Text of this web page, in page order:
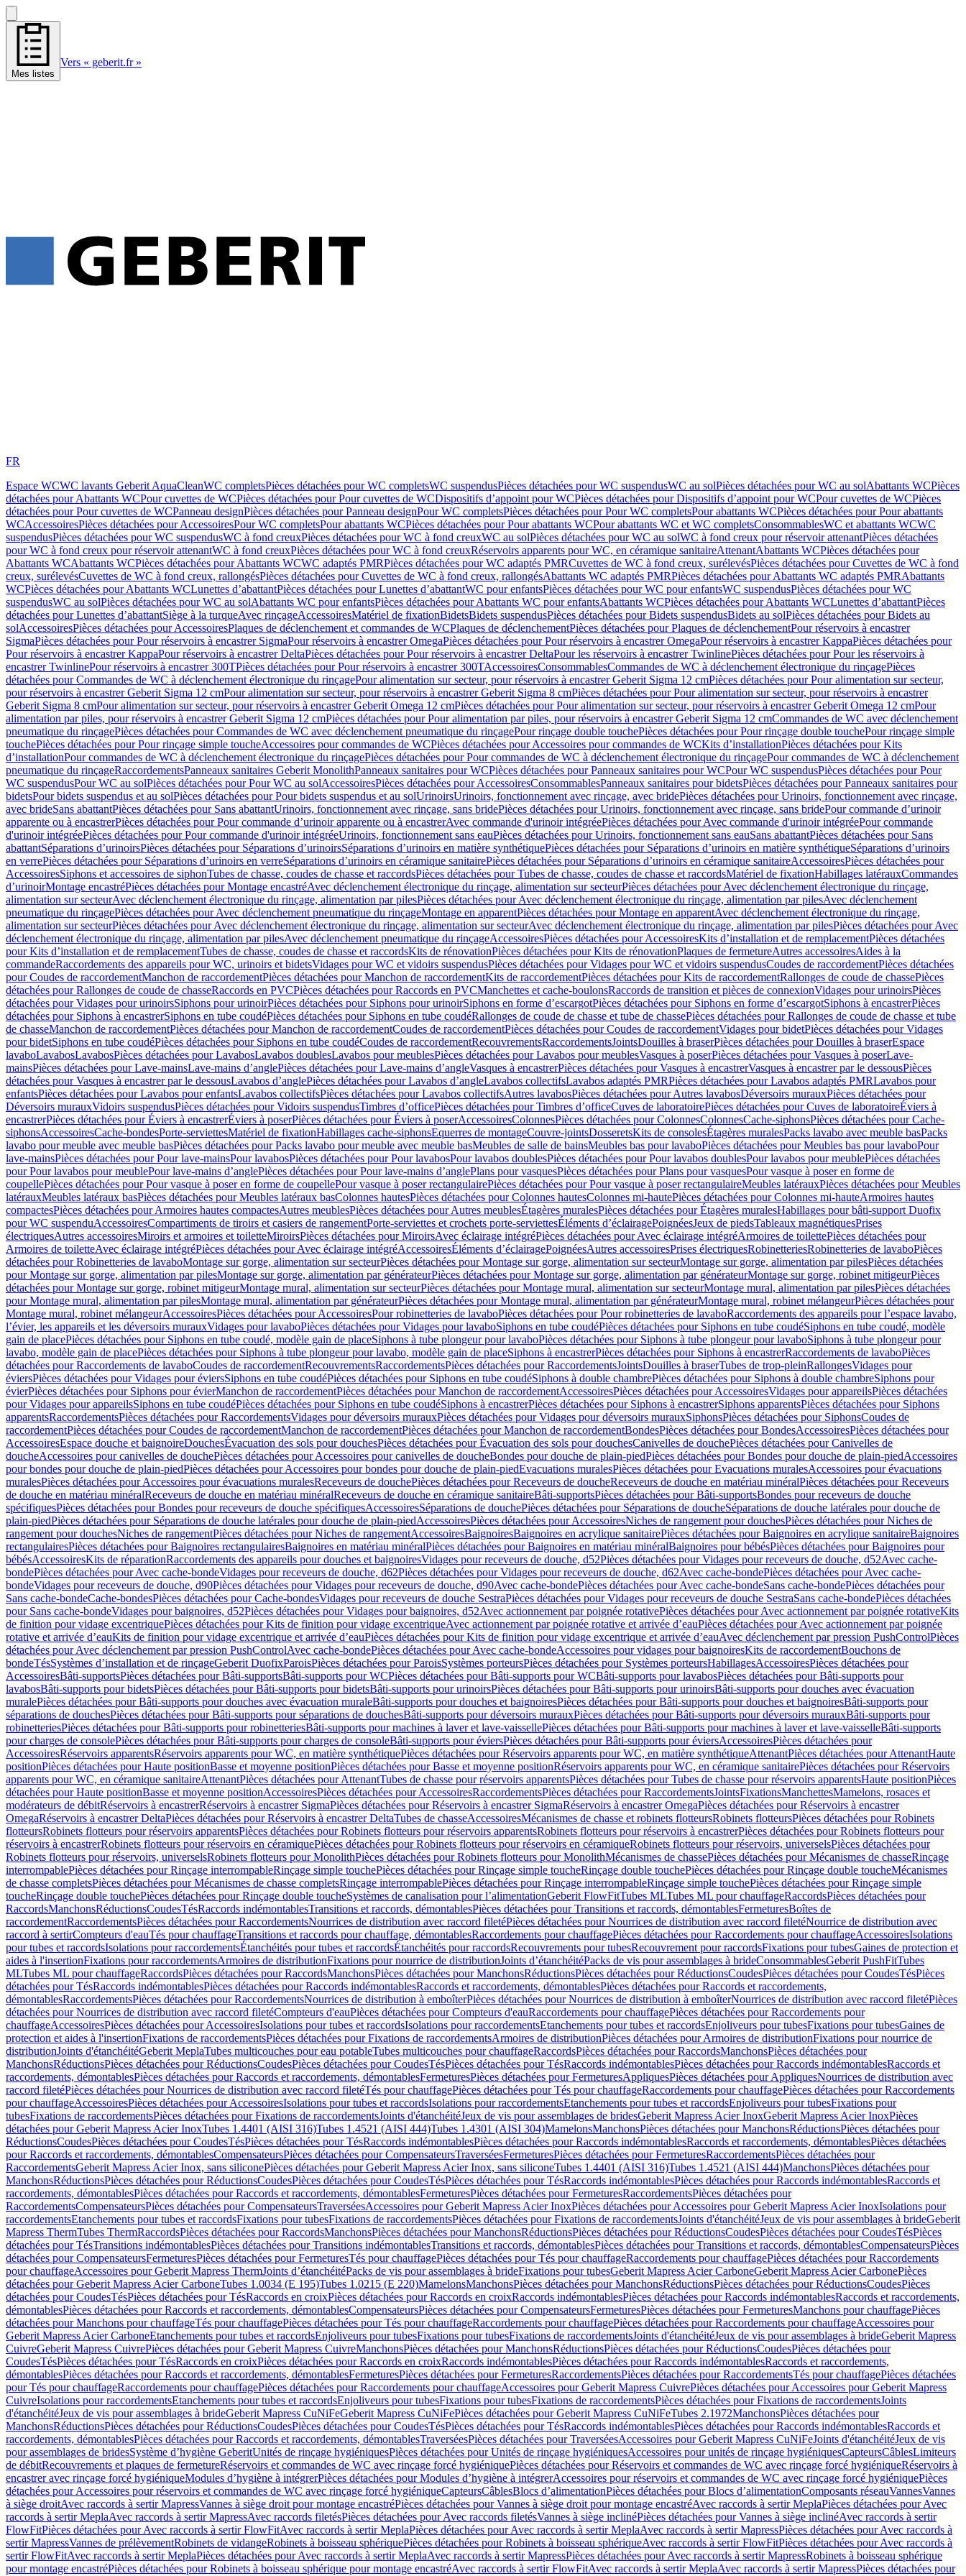
Mes listes
Vers « geberit.fr »
FR
Espace WCWC lavants Geberit AquaCleanWC completsPièces détachées pour WC completsWC suspendusPièces détachées pour WC suspendusWC au solPièces détachées pour WC au solAbattants WCPièces
détachées pour Abattants WCPour cuvettes de WCPièces détachées pour Pour cuvettes de WCDispositifs d’appoint pour WCPièces détachées pour Dispositifs d’appoint pour WCPour cuvettes de WCPièces
détachées pour Pour cuvettes de WCPanneau designPièces détachées pour Panneau designPour WC completsPièces détachées pour Pour WC completsPour abattants WCPièces détachées pour Pour abattants
WCAccessoiresPièces détachées pour AccessoiresPour WC completsPour abattants WCPièces détachées pour Pour abattants WCPour abattants WC et WC completsConsommablesWC et abattants WCWC
suspendusPièces détachées pour WC suspendusWC à fond creuxPièces détachées pour WC à fond creuxWC au solPièces détachées pour WC au solWC à fond creux pour réservoir attenantPièces détachées
pour WC à fond creux pour réservoir attenantWC à fond creuxPièces détachées pour WC à fond creuxRéservoirs apparents pour WC, en céramique sanitaireAttenantAbattants WCPièces détachées pour
Abattants WCAbattants WCPièces détachées pour Abattants WCWC adaptés PMRPièces détachées pour WC adaptés PMRCuvettes de WC à fond creux, surélevésPièces détachées pour Cuvettes de WC à fond
creux, surélevésCuvettes de WC à fond creux, rallongésPièces détachées pour Cuvettes de WC à fond creux, rallongésAbattants WC adaptés PMRPièces détachées pour Abattants WC adaptés PMRAbattants
WCPièces détachées pour Abattants WCLunettes d’abattantPièces détachées pour Lunettes d’abattantWC pour enfantsPièces détachées pour WC pour enfantsWC suspendusPièces détachées pour WC
suspendusWC au solPièces détachées pour WC au solAbattants WC pour enfantsPièces détachées pour Abattants WC pour enfantsAbattants WCPièces détachées pour Abattants WCLunettes d’abattantPièces
détachées pour Lunettes d’abattantSiège à la turqueAvec rinçageAccessoiresMatériel de fixationBidetsBidets suspendusPièces détachées pour Bidets suspendusBidets au solPièces détachées pour Bidets au
solAccessoiresPièces détachées pour AccessoiresPlaques de déclenchement et commandes de WCPlaques de déclenchementPièces détachées pour Plaques de déclenchementPour réservoirs à encastrer
SigmaPièces détachées pour Pour réservoirs à encastrer SigmaPour réservoirs à encastrer OmegaPièces détachées pour Pour réservoirs à encastrer OmegaPour réservoirs à encastrer KappaPièces détachées pour
Pour réservoirs à encastrer KappaPour réservoirs à encastrer DeltaPièces détachées pour Pour réservoirs à encastrer DeltaPour les réservoirs à encastrer TwinlinePièces détachées pour Pour les réservoirs à
encastrer TwinlinePour réservoirs à encastrer 300TPièces détachées pour Pour réservoirs à encastrer 300TAccessoiresConsommablesCommandes de WC à déclenchement électronique du rinçagePièces
détachées pour Commandes de WC à déclenchement électronique du rinçagePour alimentation sur secteur, pour réservoirs à encastrer Geberit Sigma 12 cmPièces détachées pour Pour alimentation sur secteur,
pour réservoirs à encastrer Geberit Sigma 12 cmPour alimentation sur secteur, pour réservoirs à encastrer Geberit Sigma 8 cmPièces détachées pour Pour alimentation sur secteur, pour réservoirs à encastrer
Geberit Sigma 8 cmPour alimentation sur secteur, pour réservoirs à encastrer Geberit Omega 12 cmPièces détachées pour Pour alimentation sur secteur, pour réservoirs à encastrer Geberit Omega 12 cmPour
alimentation par piles, pour réservoirs à encastrer Geberit Sigma 12 cmPièces détachées pour Pour alimentation par piles, pour réservoirs à encastrer Geberit Sigma 12 cmCommandes de WC avec déclenchement
pneumatique du rinçagePièces détachées pour Commandes de WC avec déclenchement pneumatique du rinçagePour rinçage double touchePièces détachées pour Pour rinçage double touchePour rinçage simple
touchePièces détachées pour Pour rinçage simple toucheAccessoires pour commandes de WCPièces détachées pour Accessoires pour commandes de WCKits d’installationPièces détachées pour Kits
d’installationPour commandes de WC à déclenchement électronique du rinçagePièces détachées pour Pour commandes de WC à déclenchement électronique du rinçagePour commandes de WC à déclenchement
pneumatique du rinçageRaccordementsPanneaux sanitaires Geberit MonolithPanneaux sanitaires pour WCPièces détachées pour Panneaux sanitaires pour WCPour WC suspendusPièces détachées pour Pour
WC suspendusPour WC au solPièces détachées pour Pour WC au solAccessoiresPièces détachées pour AccessoiresConsommablesPanneaux sanitaires pour bidetsPièces détachées pour Panneaux sanitaires pour
bidetsPour bidets suspendus et au solPièces détachées pour Pour bidets suspendus et au solUrinoirsUrinoirs, fonctionnement avec rinçage, avec bridePièces détachées pour Urinoirs, fonctionnement avec rinçage,
avec brideSans abattantPièces détachées pour Sans abattantUrinoirs, fonctionnement avec rinçage, sans bridePièces détachées pour Urinoirs, fonctionnement avec rinçage, sans bridePour commande d’urinoir
apparente ou à encastrerPièces détachées pour Pour commande d’urinoir apparente ou à encastrerAvec commande d'urinoir intégréePièces détachées pour Avec commande d'urinoir intégréePour commande
d'urinoir intégréePièces détachées pour Pour commande d'urinoir intégréeUrinoirs, fonctionnement sans eauPièces détachées pour Urinoirs, fonctionnement sans eauSans abattantPièces détachées pour Sans
abattantSéparations d’urinoirsPièces détachées pour Séparations d’urinoirsSéparations d’urinoirs en matière synthétiquePièces détachées pour Séparations d’urinoirs en matière synthétiqueSéparations d’urinoirs
en verrePièces détachées pour Séparations d’urinoirs en verreSéparations d’urinoirs en céramique sanitairePièces détachées pour Séparations d’urinoirs en céramique sanitaireAccessoiresPièces détachées pour
AccessoiresSiphons et accessoires de siphonTubes de chasse, coudes de chasse et raccordsPièces détachées pour Tubes de chasse, coudes de chasse et raccordsMatériel de fixationHabillages latérauxCommandes
dʼurinoirMontage encastréPièces détachées pour Montage encastréAvec déclenchement électronique du rinçage, alimentation sur secteurPièces détachées pour Avec déclenchement électronique du rinçage,
alimentation sur secteurAvec déclenchement électronique du rinçage, alimentation par pilesPièces détachées pour Avec déclenchement électronique du rinçage, alimentation par pilesAvec déclenchement
pneumatique du rinçagePièces détachées pour Avec déclenchement pneumatique du rinçageMontage en apparentPièces détachées pour Montage en apparentAvec déclenchement électronique du rinçage,
alimentation sur secteurPièces détachées pour Avec déclenchement électronique du rinçage, alimentation sur secteurAvec déclenchement électronique du rinçage, alimentation par pilesPièces détachées pour Avec
déclenchement électronique du rinçage, alimentation par pilesAvec déclenchement pneumatique du rinçageAccessoiresPièces détachées pour AccessoiresKits d’installation et de remplacementPièces détachées
pour Kits d’installation et de remplacementTubes de chasse, coudes de chasse et raccordsKits de rénovationPièces détachées pour Kits de rénovationPlaques de fermetureAutres accessoiresAides à la
commandeRaccordements des appareils pour WC, urinoirs et bidetsVidages pour WC et vidoirs suspendusPièces détachées pour Vidages pour WC et vidoirs suspendusCoudes de raccordementPièces détachées
pour Coudes de raccordementManchon de raccordementPièces détachées pour Manchon de raccordementKits de raccordementPièces détachées pour Kits de raccordementRallonges de coude de chassePièces
détachées pour Rallonges de coude de chasseRaccords en PVCPièces détachées pour Raccords en PVCManchettes et cache-boulonsRaccords de transition et pièces de connexionVidages pour urinoirsPièces
détachées pour Vidages pour urinoirsSiphons pour urinoirPièces détachées pour Siphons pour urinoirSiphons en forme d’escargotPièces détachées pour Siphons en forme d’escargotSiphons à encastrerPièces
détachées pour Siphons à encastrerSiphons en tube coudéPièces détachées pour Siphons en tube coudéRallonges de coude de chasse et tube de chassePièces détachées pour Rallonges de coude de chasse et tube
de chasseManchon de raccordementPièces détachées pour Manchon de raccordementCoudes de raccordementPièces détachées pour Coudes de raccordementVidages pour bidetPièces détachées pour Vidages
pour bidetSiphons en tube coudéPièces détachées pour Siphons en tube coudéCoudes de raccordementRecouvrementsRaccordementsJointsDouilles à braserPièces détachées pour Douilles à braserEspace
lavaboLavabosLavabosPièces détachées pour LavabosLavabos doublesLavabos pour meublesPièces détachées pour Lavabos pour meublesVasques à poserPièces détachées pour Vasques à poserLave-
mainsPièces détachées pour Lave-mainsLave-mains d’anglePièces détachées pour Lave-mains d’angleVasques à encastrerPièces détachées pour Vasques à encastrerVasques à encastrer par le dessousPièces
détachées pour Vasques à encastrer par le dessousLavabos d’anglePièces détachées pour Lavabos d’angleLavabos collectifsLavabos adaptés PMRPièces détachées pour Lavabos adaptés PMRLavabos pour
enfantsPièces détachées pour Lavabos pour enfantsLavabos collectifsPièces détachées pour Lavabos collectifsAutres lavabosPièces détachées pour Autres lavabosDéversoirs murauxPièces détachées pour
Déversoirs murauxVidoirs suspendusPièces détachées pour Vidoirs suspendusTimbres dʼofficePièces détachées pour Timbres dʼofficeCuves de laboratoirePièces détachées pour Cuves de laboratoireÉviers à
encastrerPièces détachées pour Éviers à encastrerÉviers à poserPièces détachées pour Éviers à poserAccessoiresColonnesPièces détachées pour ColonnesColonnesCache-siphonsPièces détachées pour Cache-
siphonsAccessoiresCache-bondesPorte-serviettesMatériel de fixationHabillages cache-siphonsEquerres de montageCouvre-jointsDosseretsKits de consolesÉtagères muralesPacks lavabo avec meuble basPacks
lavabo pour meuble avec meuble basPièces détachées pour Packs lavabo pour meuble avec meuble basMeubles de salle de bainsMeubles bas pour lavaboPièces détachées pour Meubles bas pour lavaboPour
lave-mainsPièces détachées pour Pour lave-mainsPour lavabosPièces détachées pour Pour lavabosPour lavabos doublesPièces détachées pour Pour lavabos doublesPour lavabos pour meublePièces détachées
pour Pour lavabos pour meublePour lave-mains d’anglePièces détachées pour Pour lave-mains d’anglePlans pour vasquesPièces détachées pour Plans pour vasquesPour vasque à poser en forme de
coupellePièces détachées pour Pour vasque à poser en forme de coupellePour vasque à poser rectangulairePièces détachées pour Pour vasque à poser rectangulaireMeubles latérauxPièces détachées pour Meubles
latérauxMeubles latéraux basPièces détachées pour Meubles latéraux basColonnes hautesPièces détachées pour Colonnes hautesColonnes mi-hautePièces détachées pour Colonnes mi-hauteArmoires hautes
compactesPièces détachées pour Armoires hautes compactesAutres meublesPièces détachées pour Autres meublesÉtagères muralesPièces détachées pour Étagères muralesHabillages pour bâti-support Duofix
pour WC suspenduAccessoiresCompartiments de tiroirs et casiers de rangementPorte-serviettes et crochets porte-serviettesÉléments d’éclairagePoignéesJeux de piedsTableaux magnétiquesPrises
électriquesAutres accessoiresMiroirs et armoires et toiletteMiroirsPièces détachées pour MiroirsAvec éclairage intégréPièces détachées pour Avec éclairage intégréArmoires de toilettePièces détachées pour
Armoires de toiletteAvec éclairage intégréPièces détachées pour Avec éclairage intégréAccessoiresÉléments d’éclairagePoignéesAutres accessoiresPrises électriquesRobinetteriesRobinetteries de lavaboPièces
détachées pour Robinetteries de lavaboMontage sur gorge, alimentation sur secteurPièces détachées pour Montage sur gorge, alimentation sur secteurMontage sur gorge, alimentation par pilesPièces détachées
pour Montage sur gorge, alimentation par pilesMontage sur gorge, alimentation par générateurPièces détachées pour Montage sur gorge, alimentation par générateurMontage sur gorge, robinet mitigeurPièces
détachées pour Montage sur gorge, robinet mitigeurMontage mural, alimentation sur secteurPièces détachées pour Montage mural, alimentation sur secteurMontage mural, alimentation par pilesPièces détachées
pour Montage mural, alimentation par pilesMontage mural, alimentation par générateurPièces détachées pour Montage mural, alimentation par générateurMontage mural, robinet mélangeurPièces détachées pour
Montage mural, robinet mélangeurAccessoiresPièces détachées pour AccessoiresPour robinetteries de lavaboPièces détachées pour Pour robinetteries de lavaboRaccordements des appareils pour l’espace lavabo,
l’évier, les appareils et les déversoirs murauxVidages pour lavaboPièces détachées pour Vidages pour lavaboSiphons en tube coudéPièces détachées pour Siphons en tube coudéSiphons en tube coudé, modèle
gain de placePièces détachées pour Siphons en tube coudé, modèle gain de placeSiphons à tube plongeur pour lavaboPièces détachées pour Siphons à tube plongeur pour lavaboSiphons à tube plongeur pour
lavabo, modèle gain de placePièces détachées pour Siphons à tube plongeur pour lavabo, modèle gain de placeSiphons à encastrerPièces détachées pour Siphons à encastrerRaccordements de lavaboPièces
détachées pour Raccordements de lavaboCoudes de raccordementRecouvrementsRaccordementsPièces détachées pour RaccordementsJointsDouilles à braserTubes de trop-pleinRallongesVidages pour
éviersPièces détachées pour Vidages pour éviersSiphons en tube coudéPièces détachées pour Siphons en tube coudéSiphons à double chambrePièces détachées pour Siphons à double chambreSiphons pour
évierPièces détachées pour Siphons pour évierManchon de raccordementPièces détachées pour Manchon de raccordementAccessoiresPièces détachées pour AccessoiresVidages pour appareilsPièces détachées
pour Vidages pour appareilsSiphons en tube coudéPièces détachées pour Siphons en tube coudéSiphons à encastrerPièces détachées pour Siphons à encastrerSiphons apparentsPièces détachées pour Siphons
apparentsRaccordementsPièces détachées pour RaccordementsVidages pour déversoirs murauxPièces détachées pour Vidages pour déversoirs murauxSiphonsPièces détachées pour SiphonsCoudes de
raccordementPièces détachées pour Coudes de raccordementManchon de raccordementPièces détachées pour Manchon de raccordementBondesPièces détachées pour BondesAccessoiresPièces détachées pour
AccessoiresEspace douche et baignoireDouchesÉvacuation des sols pour douchesPièces détachées pour Évacuation des sols pour douchesCanivelles de douchePièces détachées pour Canivelles de
doucheAccessoires pour canivelles de douchePièces détachées pour Accessoires pour canivelles de doucheBondes pour douche de plain-piedPièces détachées pour Bondes pour douche de plain-piedAccessoires
pour bondes pour douche de plain-piedPièces détachées pour Accessoires pour bondes pour douche de plain-piedEvacuations muralesPièces détachées pour Evacuations muralesAccessoires pour évacuations
muralesPièces détachées pour Accessoires pour évacuations muralesReceveurs de douchePièces détachées pour Receveurs de doucheReceveurs de douche en matériau minéralPièces détachées pour Receveurs
de douche en matériau minéralReceveurs de douche en matériau minéralReceveurs de douche en céramique sanitaireBâti-supportsPièces détachées pour Bâti-supportsBondes pour receveurs de douche
spécifiquesPièces détachées pour Bondes pour receveurs de douche spécifiquesAccessoiresSéparations de douchePièces détachées pour Séparations de doucheSéparations de douche latérales pour douche de
plain-piedPièces détachées pour Séparations de douche latérales pour douche de plain-piedAccessoiresPièces détachées pour AccessoiresNiches de rangement pour douchesPièces détachées pour Niches de
rangement pour douchesNiches de rangementPièces détachées pour Niches de rangementAccessoiresBaignoiresBaignoires en acrylique sanitairePièces détachées pour Baignoires en acrylique sanitaireBaignoires
rectangulairesPièces détachées pour Baignoires rectangulairesBaignoires en matériau minéralPièces détachées pour Baignoires en matériau minéralBaignoires pour bébésPièces détachées pour Baignoires pour
bébésAccessoiresKits de réparationRaccordements des appareils pour douches et baignoiresVidages pour receveurs de douche, d52Pièces détachées pour Vidages pour receveurs de douche, d52Avec cache-
bondePièces détachées pour Avec cache-bondeVidages pour receveurs de douche, d62Pièces détachées pour Vidages pour receveurs de douche, d62Avec cache-bondePièces détachées pour Avec cache-
bondeVidages pour receveurs de douche, d90Pièces détachées pour Vidages pour receveurs de douche, d90Avec cache-bondePièces détachées pour Avec cache-bondeSans cache-bondePièces détachées pour
Sans cache-bondeCache-bondesPièces détachées pour Cache-bondesVidages pour receveurs de douche SestraPièces détachées pour Vidages pour receveurs de douche SestraSans cache-bondePièces détachées
pour Sans cache-bondeVidages pour baignoires, d52Pièces détachées pour Vidages pour baignoires, d52Avec actionnement par poignée rotativePièces détachées pour Avec actionnement par poignée rotativeKits
de finition pour vidage excentriquePièces détachées pour Kits de finition pour vidage excentriqueAvec actionnement par poignée rotative et arrivée d’eauPièces détachées pour Avec actionnement par poignée
rotative et arrivée d’eauKits de finition pour vidage excentrique et arrivée d’eauPièces détachées pour Kits de finition pour vidage excentrique et arrivée d’eauAvec déclenchement par pression PushControlPièces
détachées pour Avec déclenchement par pression PushControlAvec cache-bondePièces détachées pour Avec cache-bondeAccessoires pour vidages pour baignoiresKits de raccordementBouchons de
bondeTésSystèmes d’installation et de rinçageGeberit DuofixParoisPièces détachées pour ParoisSystèmes porteursPièces détachées pour Systèmes porteursHabillagesAccessoiresPièces détachées pour
AccessoiresBâti-supportsPièces détachées pour Bâti-supportsBâti-supports pour WCPièces détachées pour Bâti-supports pour WCBâti-supports pour lavabosPièces détachées pour Bâti-supports pour
lavabosBâti-supports pour bidetsPièces détachées pour Bâti-supports pour bidetsBâti-supports pour urinoirsPièces détachées pour Bâti-supports pour urinoirsBâti-supports pour douches avec évacuation
muralePièces détachées pour Bâti-supports pour douches avec évacuation muraleBâti-supports pour douches et baignoiresPièces détachées pour Bâti-supports pour douches et baignoiresBâti-supports pour
séparations de douchesPièces détachées pour Bâti-supports pour séparations de douchesBâti-supports pour déversoirs murauxPièces détachées pour Bâti-supports pour déversoirs murauxBâti-supports pour
robinetteriesPièces détachées pour Bâti-supports pour robinetteriesBâti-supports pour machines à laver et lave-vaissellePièces détachées pour Bâti-supports pour machines à laver et lave-vaisselleBâti-supports
pour charges de consolePièces détachées pour Bâti-supports pour charges de consoleBâti-supports pour éviersPièces détachées pour Bâti-supports pour éviersAccessoiresPièces détachées pour
AccessoiresRéservoirs apparentsRéservoirs apparents pour WC, en matière synthétiquePièces détachées pour Réservoirs apparents pour WC, en matière synthétiqueAttenantPièces détachées pour AttenantHaute
positionPièces détachées pour Haute positionBasse et moyenne positionPièces détachées pour Basse et moyenne positionRéservoirs apparents pour WC, en céramique sanitairePièces détachées pour Réservoirs
apparents pour WC, en céramique sanitaireAttenantPièces détachées pour AttenantTubes de chasse pour réservoirs apparentsPièces détachées pour Tubes de chasse pour réservoirs apparentsHaute positionPièces
détachées pour Haute positionBasse et moyenne positionAccessoiresPièces détachées pour AccessoiresRaccordementsPièces détachées pour RaccordementsJointsFixationsManchettesMamelons, rosaces et
modérateurs de débitRéservoirs à encastrerRéservoirs à encastrer SigmaPièces détachées pour Réservoirs à encastrer SigmaRéservoirs à encastrer OmegaPièces détachées pour Réservoirs à encastrer
OmegaRéservoirs à encastrer DeltaPièces détachées pour Réservoirs à encastrer DeltaTubes de chasseAccessoiresMécanismes de chasse et robinets flotteursRobinets flotteursPièces détachées pour Robinets
flotteursRobinets flotteurs pour réservoirs apparentsPièces détachées pour Robinets flotteurs pour réservoirs apparentsRobinets flotteurs pour réservoirs à encastrerPièces détachées pour Robinets flotteurs pour
réservoirs à encastrerRobinets flotteurs pour réservoirs en céramiquePièces détachées pour Robinets flotteurs pour réservoirs en céramiqueRobinets flotteurs pour réservoirs, universelsPièces détachées pour
Robinets flotteurs pour réservoirs, universelsRobinets flotteurs pour MonolithPièces détachées pour Robinets flotteurs pour MonolithMécanismes de chassePièces détachées pour Mécanismes de chasseRinçage
interrompablePièces détachées pour Rinçage interrompableRinçage simple touchePièces détachées pour Rinçage simple toucheRinçage double touchePièces détachées pour Rinçage double toucheMécanismes
de chasse completsPièces détachées pour Mécanismes de chasse completsRinçage interrompablePièces détachées pour Rinçage interrompableRinçage simple touchePièces détachées pour Rinçage simple
toucheRinçage double touchePièces détachées pour Rinçage double toucheSystèmes de canalisation pour l’alimentationGeberit FlowFitTubes MLTubes ML pour chauffageRaccordsPièces détachées pour
RaccordsManchonsRéductionsCoudesTésRaccords indémontablesTransitions et raccords, démontablesPièces détachées pour Transitions et raccords, démontablesFermeturesBoîtes de
raccordementRaccordementsPièces détachées pour RaccordementsNourrices de distribution avec raccord filetéPièces détachées pour Nourrices de distribution avec raccord filetéNourrice de distribution avec
raccord à sertirCompteurs d'eauTés pour chauffageTransitions et raccords pour chauffage, démontablesRaccordements pour chauffagePièces détachées pour Raccordements pour chauffageAccessoiresIsolations
pour tubes et raccordsIsolations pour raccordementsÉtanchéités pour tubes et raccordsÉtanchéités pour raccordsRecouvrements pour tubesRecouvrement pour raccordsFixations pour tubesGaines de protection et
aides à l'insertionFixations pour raccordementsArmoires de distributionFixations pour nourrice de distributionJoints d’étanchéitéPacks de vis pour assemblages à brideConsommablesGeberit PushFitTubes
MLTubes ML pour chauffageRaccordsPièces détachées pour RaccordsManchonsPièces détachées pour ManchonsRéductionsPièces détachées pour RéductionsCoudesPièces détachées pour CoudesTésPièces
détachées pour TésRaccords indémontablesPièces détachées pour Raccords indémontablesRaccords et raccordements, démontablesPièces détachées pour Raccords et raccordements,
démontablesRaccordementsPièces détachées pour RaccordementsNourrices de distribution à emboîterPièces détachées pour Nourrices de distribution à emboîterNourrices de distribution avec raccord filetéPièces
détachées pour Nourrices de distribution avec raccord filetéCompteurs d'eauPièces détachées pour Compteurs d'eauRaccordements pour chauffagePièces détachées pour Raccordements pour
chauffageAccessoiresPièces détachées pour AccessoiresIsolations pour tubes et raccordsIsolations pour raccordementsEtanchements pour tubes et raccordsEnjoliveurs pour tubesFixations pour tubesGaines de
protection et aides à l'insertionFixations de raccordementsPièces détachées pour Fixations de raccordementsArmoires de distributionPièces détachées pour Armoires de distributionFixations pour nourrice de
distributionJoints d'étanchéitéGeberit MeplaTubes multicouches pour eau potableTubes multicouches pour chauffageRaccordsPièces détachées pour RaccordsManchonsPièces détachées pour
ManchonsRéductionsPièces détachées pour RéductionsCoudesPièces détachées pour CoudesTésPièces détachées pour TésRaccords indémontablesPièces détachées pour Raccords indémontablesRaccords et
raccordements, démontablesPièces détachées pour Raccords et raccordements, démontablesFermeturesPièces détachées pour FermeturesAppliquesPièces détachées pour AppliquesNourrices de distribution avec
raccord filetéPièces détachées pour Nourrices de distribution avec raccord filetéTés pour chauffagePièces détachées pour Tés pour chauffageRaccordements pour chauffagePièces détachées pour Raccordements
pour chauffageAccessoiresPièces détachées pour AccessoiresIsolations pour tubes et raccordsIsolations pour raccordementsEtanchements pour tubes et raccordsEnjoliveurs pour tubesFixations pour
tubesFixations de raccordementsPièces détachées pour Fixations de raccordementsJoints d'étanchéitéJeux de vis pour assemblages de bridesGeberit Mapress Acier InoxGeberit Mapress Acier InoxPièces
détachées pour Geberit Mapress Acier InoxTubes 1.4401 (AISI 316)Tubes 1.4521 (AISI 444)Tubes 1.4301 (AISI 304)MamelonsManchonsPièces détachées pour ManchonsRéductionsPièces détachées pour
RéductionsCoudesPièces détachées pour CoudesTésPièces détachées pour TésRaccords indémontablesPièces détachées pour Raccords indémontablesRaccords et raccordements, démontablesPièces détachées
pour Raccords et raccordements, démontablesCompensateursPièces détachées pour CompensateursTraverséesFermeturesPièces détachées pour FermeturesRaccordementsPièces détachées pour
RaccordementsGeberit Mapress Acier Inox, sans siliconePièces détachées pour Geberit Mapress Acier Inox, sans siliconeTubes 1.4401 (AISI 316)Tubes 1.4521 (AISI 444)ManchonsPièces détachées pour
ManchonsRéductionsPièces détachées pour RéductionsCoudesPièces détachées pour CoudesTésPièces détachées pour TésRaccords indémontablesPièces détachées pour Raccords indémontablesRaccords et
raccordements, démontablesPièces détachées pour Raccords et raccordements, démontablesFermeturesPièces détachées pour FermeturesRaccordementsPièces détachées pour
RaccordementsCompensateursPièces détachées pour CompensateursTraverséesAccessoires pour Geberit Mapress Acier InoxPièces détachées pour Accessoires pour Geberit Mapress Acier InoxIsolations pour
raccordementsEtanchements pour tubes et raccordsFixations pour tubesFixations de raccordementsPièces détachées pour Fixations de raccordementsJoints d'étanchéitéJeux de vis pour assemblages à brideGeberit
Mapress ThermTubes ThermRaccordsPièces détachées pour RaccordsManchonsPièces détachées pour ManchonsRéductionsPièces détachées pour RéductionsCoudesPièces détachées pour CoudesTésPièces
détachées pour TésTransitions indémontablesPièces détachées pour Transitions indémontablesTransitions et raccords, démontablesPièces détachées pour Transitions et raccords, démontablesCompensateursPièces
détachées pour CompensateursFermeturesPièces détachées pour FermeturesTés pour chauffagePièces détachées pour Tés pour chauffageRaccordements pour chauffagePièces détachées pour Raccordements
pour chauffageAccessoires pour Geberit Mapress ThermJoints d’étanchéitéPacks de vis pour assemblages à brideFixations pour tubesGeberit Mapress Acier CarboneGeberit Mapress Acier CarbonePièces
détachées pour Geberit Mapress Acier CarboneTubes 1.0034 (E 195)Tubes 1.0215 (E 220)MamelonsManchonsPièces détachées pour ManchonsRéductionsPièces détachées pour RéductionsCoudesPièces
détachées pour CoudesTésPièces détachées pour TésRaccords en croixPièces détachées pour Raccords en croixRaccords indémontablesPièces détachées pour Raccords indémontablesRaccords et raccordements,
démontablesPièces détachées pour Raccords et raccordements, démontablesCompensateursPièces détachées pour CompensateursFermeturesPièces détachées pour FermeturesManchons pour chauffagePièces
détachées pour Manchons pour chauffageTés pour chauffagePièces détachées pour Tés pour chauffageRaccordements pour chauffagePièces détachées pour Raccordements pour chauffageAccessoires pour
Geberit Mapress Acier CarboneEtanchements pour tubes et raccordsEnjoliveurs pour tubesFixations pour tubesFixations de raccordementsJoints d'étanchéitéJeux de vis pour assemblages à brideGeberit Mapress
CuivreGeberit Mapress CuivrePièces détachées pour Geberit Mapress CuivreManchonsPièces détachées pour ManchonsRéductionsPièces détachées pour RéductionsCoudesPièces détachées pour
CoudesTésPièces détachées pour TésRaccords en croixPièces détachées pour Raccords en croixRaccords indémontablesPièces détachées pour Raccords indémontablesRaccords et raccordements,
démontablesPièces détachées pour Raccords et raccordements, démontablesFermeturesPièces détachées pour FermeturesRaccordementsPièces détachées pour RaccordementsTés pour chauffagePièces détachées
pour Tés pour chauffageRaccordements pour chauffagePièces détachées pour Raccordements pour chauffageAccessoires pour Geberit Mapress CuivrePièces détachées pour Accessoires pour Geberit Mapress
CuivreIsolations pour raccordementsEtanchements pour tubes et raccordsEnjoliveurs pour tubesFixations pour tubesFixations de raccordementsPièces détachées pour Fixations de raccordementsJoints
d'étanchéitéJeux de vis pour assemblages à brideGeberit Mapress CuNiFeGeberit Mapress CuNiFePièces détachées pour Geberit Mapress CuNiFeTubes 2.1972ManchonsPièces détachées pour
ManchonsRéductionsPièces détachées pour RéductionsCoudesPièces détachées pour CoudesTésPièces détachées pour TésRaccords indémontablesPièces détachées pour Raccords indémontablesRaccords et
raccordements, démontablesPièces détachées pour Raccords et raccordements, démontablesTraverséesPièces détachées pour TraverséesAccessoires pour Geberit Mapress CuNiFeJoints d'étanchéitéJeux de vis
pour assemblages de bridesSystème d’hygiène GeberitUnités de rinçage hygiéniquesPièces détachées pour Unités de rinçage hygiéniquesAccessoires pour unités de rinçage hygiéniquesCapteursCâblesLimiteurs
de débitRecouvrements et plaques de fermetureRéservoirs et commandes de WC avec rinçage forcé hygiéniquePièces détachées pour Réservoirs et commandes de WC avec rinçage forcé hygiéniqueRéservoirs à
encastrer avec rinçage forcé hygiéniqueModules d’hygiène à intégrerPièces détachées pour Modules d’hygiène à intégrerAccessoires pour réservoirs et commandes de WC avec rinçage forcé hygiéniquePièces
détachées pour Accessoires pour réservoirs et commandes de WC avec rinçage forcé hygiéniqueCapteursCâblesBlocs d’alimentationPièces détachées pour Blocs d’alimentationComposants réseauVannesVannes
à siège droitAvec raccords à sertir MapressVannes à siège droit pour montage encastréPièces détachées pour Vannes à siège droit pour montage encastréAvec raccords à sertir MeplaPièces détachées pour Avec
raccords à sertir MeplaAvec raccords à sertir MapressAvec raccords filetésPièces détachées pour Avec raccords filetésVannes à siège inclinéPièces détachées pour Vannes à siège inclinéAvec raccords à sertir
FlowFitPièces détachées pour Avec raccords à sertir FlowFitAvec raccords à sertir MeplaPièces détachées pour Avec raccords à sertir MeplaAvec raccords à sertir MapressPièces détachées pour Avec raccords à
sertir MapressVannes de prélèvementRobinets de vidangeRobinets à boisseau sphériquePièces détachées pour Robinets à boisseau sphériqueAvec raccords à sertir FlowFitPièces détachées pour Avec raccords à
sertir FlowFitAvec raccords à sertir MeplaPièces détachées pour Avec raccords à sertir MeplaAvec raccords à sertir MapressPièces détachées pour Avec raccords à sertir MapressRobinets à boisseau sphérique
pour montage encastréPièces détachées pour Robinets à boisseau sphérique pour montage encastréAvec raccords à sertir FlowFitAvec raccords à sertir MeplaAvec raccords à sertir MapressPièces détachées pour